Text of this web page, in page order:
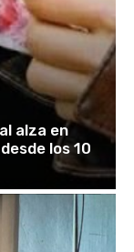
alza en
los 10